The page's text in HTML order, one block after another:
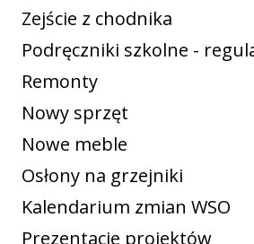
Zejście z chodnika
Podręczniki szkolne -
Remonty
Nowy sprzęt
Nowe meble
Osłony na grzejniki
Kalendarium zmian WSO
Prezentacje projektów